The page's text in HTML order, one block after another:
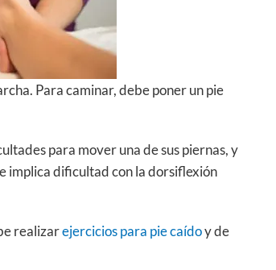
Para caminar, debe poner un pie
para mover una de sus piernas, y
implica dificultad con la dorsiflexión
realizarejercicios para pie caídoy de